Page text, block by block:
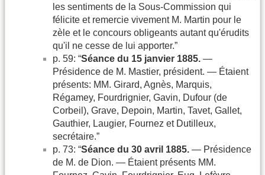
les sentiments de la Sous-Commission qui
félicite et remercie vivement M. Martin pour le
zèle et le concours obligeants autant qu'érudits
qu'il ne cesse de lui apporter.”
p. 59: “Séance du 15 janvier 1885. —
Présidence de M. Mastier, président. — Étaient
présents: MM. Girard, Agnès, Marquis,
Régamey, Fourdrignier, Gavin, Dufour (de
Corbeil), Grave, Depoin, Martin, Tavet, Gallet,
Gauthier, Laugier, Fournez et Dutilleux,
secrétaire.”
p. 73: “Séance du 30 avril 1885. — Présidence
de M. de Dion. — Étaient présents MM.